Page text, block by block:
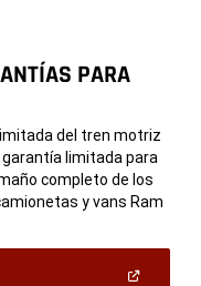
PARA
del tren motriz
garantía limitada para
completo de los
y vans Ram